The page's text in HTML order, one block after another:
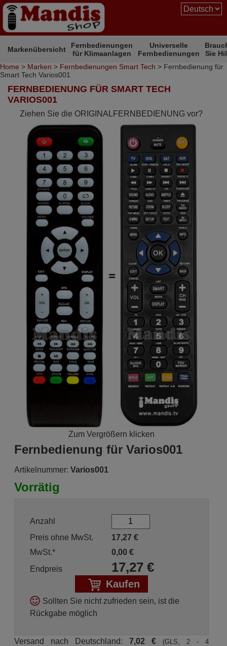
Markenübersicht
Fernbedienungen
für Klimaanlagen
Universelle
Fernbedienungen
Sie
Home > Marken > Fernbedienungen Smart Tech > Fernbedienung für
Smart Tech Varios001
FERNBEDIENUNG FÜR SMART TECH
VARIOS001
Ziehen Sie die ORIGINALFERNBEDIENUNG vor?
Zum Vergrößern klicken
Fernbedienung für Varios001
Artikelnummer: Varios001
Vorrätig
Anzahl
Preis ohne MwSt.
17,27 €
MwSt.*
0,00 €
Endpreis
17,27€
Kaufen
Sollten Sie nicht zufrieden sein, ist die
Rückgabe möglich
Versand nach Deutschland: 7,02 €
(GLS, 2 - 4